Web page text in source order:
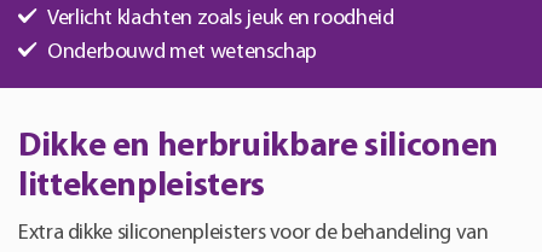
Verlicht klachten zoals jeuk en roodheid
Onderbouwd met wetenschap
Dikke en herbruikbare siliconen
littekenpleisters
Extra dikke siliconenpleisters voor de behandeling van